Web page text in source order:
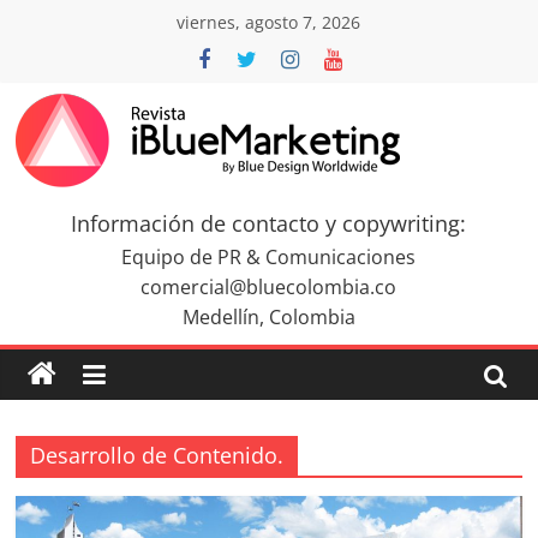
viernes, agosto 7, 2026
Revista
iBlue
Marketing
Colombia
|
Revistas
Información de contacto y copywriting:
Equipo de PR & Comunicaciones
comercial@bluecolombia.co
Medellín, Colombia
Desarrollo de Contenido.